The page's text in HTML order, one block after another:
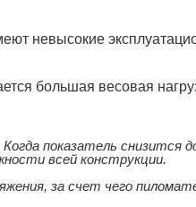
невысокие
большая весовая
показатель снизится
всей конструкции.
за счет чего